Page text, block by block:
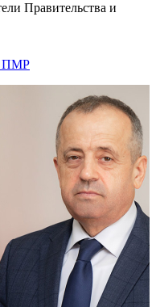
Правительства и
ПМР